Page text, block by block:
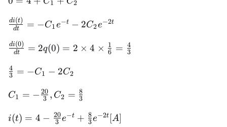
C_1
+
C_2
1 2
\frac{di(t)}
{dt} = -
C_1e^{-t} -
2C_2e^{-2t}
dt
di(t) = −C1e−t − 2C2e−2t
\frac{di(0)}
{dt} =
2q(0) = 2
\times 4
\times
\frac{1}{6}
= \frac{4}
dt
di(0) = 2q(0) = 2 × 4 × 6
1 = 3
4
\frac{4}
{3} = -
C_1 -
3
4 = −C1 − 2C2
C_1 = -
\frac{20}
{3},C_2
C1 = − 3
20 , C2 = 3
8
i(t) = 4 -
i(t) = 4 − 3
20e−t + 3
8e−2t [A]